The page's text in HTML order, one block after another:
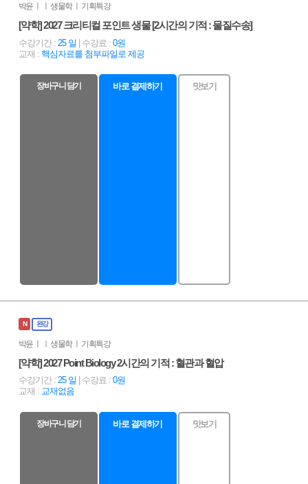
박윤 ㅣ ㅣ 생물학 ㅣ 기획특강
[약학] 2027 크리티컬 포인트 생물 [2시간의 기적 : 물질수송]
수강기간 : 25 일 | 수강료 : 0원
교재 : 핵심자료를 첨부파일로 제공
장바구니 담기 바로 결제하기 맛보기
N 완강
박윤 ㅣ ㅣ 생물학 ㅣ 기획특강
[약학] 2027 Point Biology 2시간의 기적 : 혈관과 혈압
수강기간 : 25 일 | 수강료 : 0원
교재 : 교재없음
장바구니 담기 바로 결제하기 맛보기